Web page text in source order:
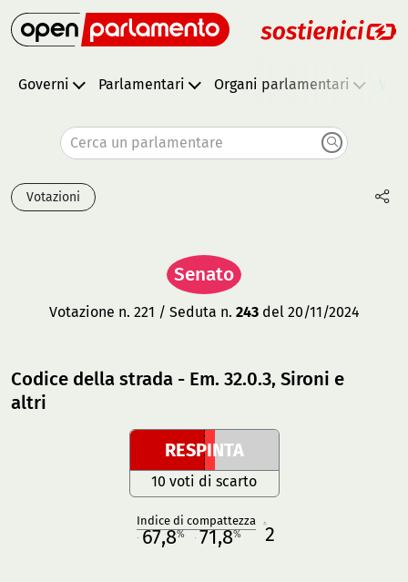
Governi Parlamentari Organi parlamentari
Cerca un parlamentare
Votazioni
Senato
Votazione n. 221 / Seduta n. 243del 20/11/2024
Codice della strada - Em. 32.0.3, Sironi e
altri
RESPINTA
10 voti di scarto
Indice di compattezza
67,8% 71,8% 2